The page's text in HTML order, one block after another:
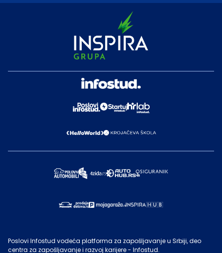
Poslovi Infostud vodeća platforma za zapošljavanje u Srbiji, deo
centra za zapošljavanje i razvoj karijere - Infostud.